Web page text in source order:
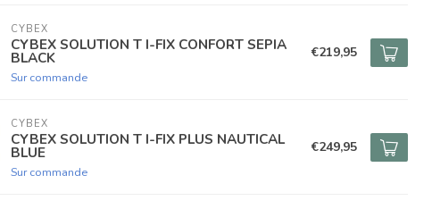
CYBEX
CYBEX SOLUTION T I-FIX CONFORT SEPIA
BLACK
Sur commande
€219,95
CYBEX
CYBEX SOLUTION T I-FIX PLUS NAUTICAL
BLUE
Sur commande
€249,95